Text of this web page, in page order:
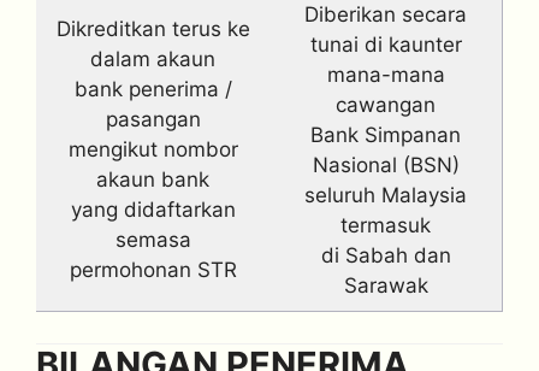
Dikreditkan terus ke
dalam akaun
bank penerima /
pasangan
mengikut nombor
akaun bank
yang didaftarkan
semasa
permohonan STR
Diberikan secara
tunai di kaunter
mana-mana
cawangan
Bank Simpanan
Nasional (BSN)
seluruh Malaysia
termasuk
di Sabah dan
Sarawak